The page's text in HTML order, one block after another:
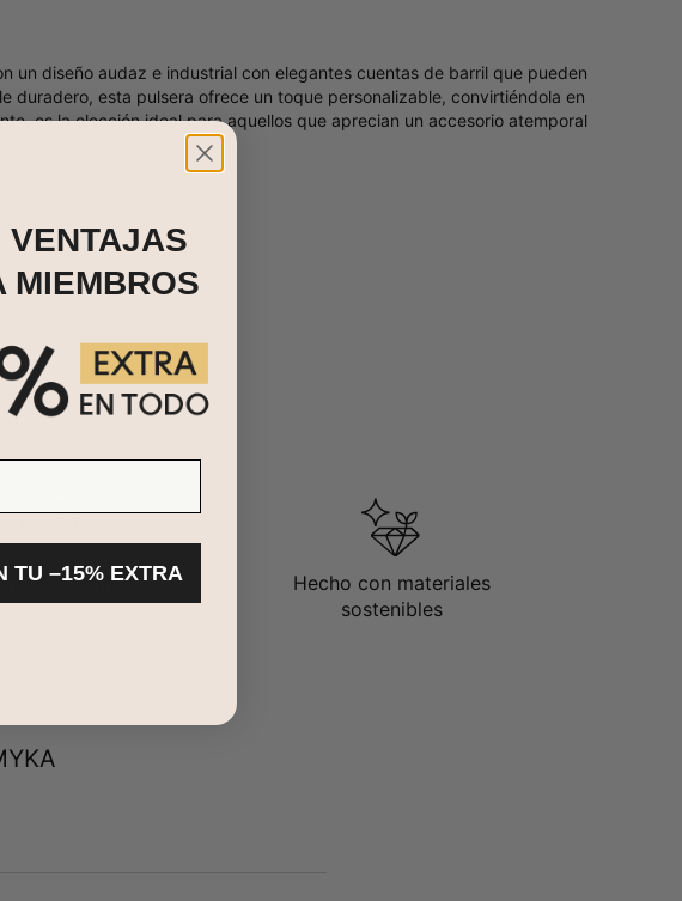
un diseño audaz e industrial con elegantes cuentas de barril que pueden
duradero, esta pulsera ofrece un toque personalizable, convirtiéndola en
es la elección ideal para aquellos que aprecian un accesorio atemporal
de 2 años
Hecho con materiales
sostenibles
VENTAJAS
MIEMBROS
TU –15% EXTRA